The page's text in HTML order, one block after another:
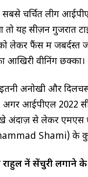
चर्चित लीग
तो यह सीज़न
लेकर फैंस में जबर्दस्त
आखिरी वीनिंग छक्का।
इतनी अनोखी और
अगर आईपीएल 2022
अंदाज़ से लेकर एमएस
Shami) के
नें सेंचुरी लगाने